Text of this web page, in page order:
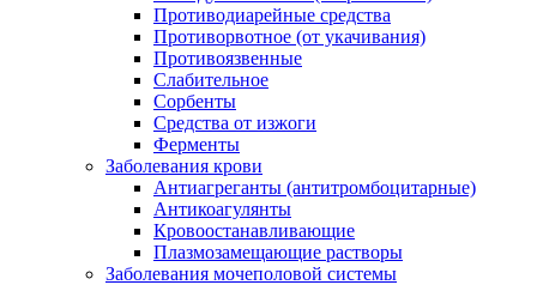
Противодиарейные средства
Противорвотное (от укачивания)
Противоязвенные
Слабительное
Сорбенты
Средства от изжоги
Ферменты
Заболевания крови
Антиагреганты (антитромбоцитарные)
Антикоагулянты
Кровоостанавливающие
Плазмозамещающие растворы
Заболевания мочеполовой системы